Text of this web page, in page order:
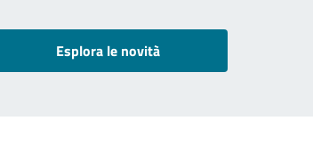
Esplora le novità